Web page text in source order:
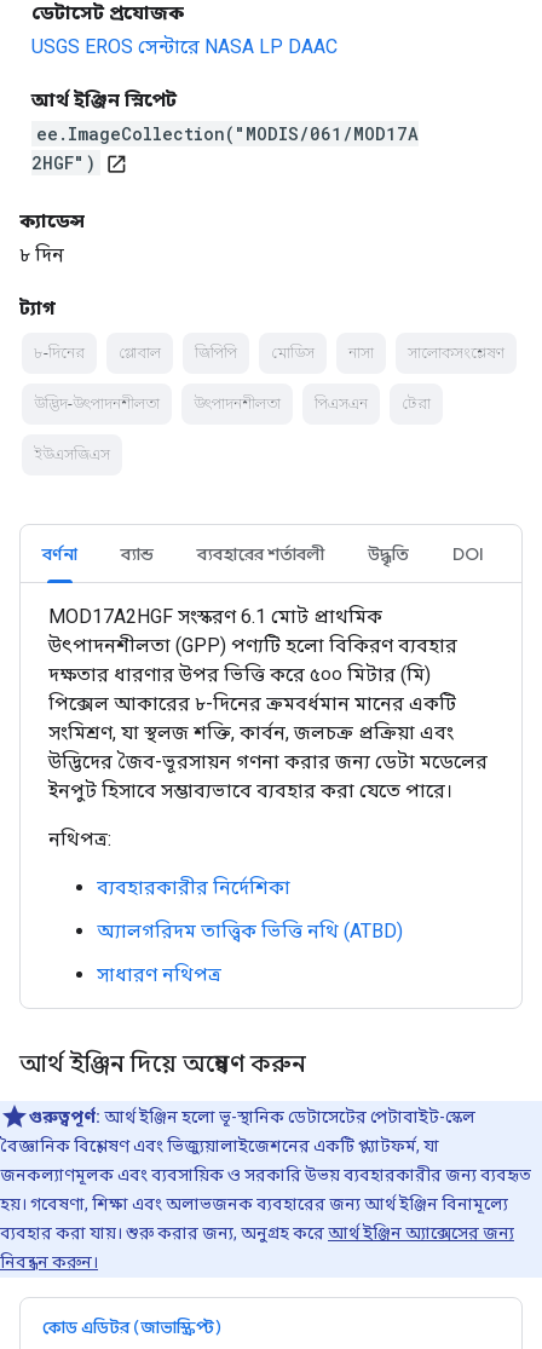
ডেটাসেট প্রযোজক
USGS EROS সেন্টারে NASA LP DAAC
আর্থ ইঞ্জিন স্নিপেট
ee.ImageCollection("MODIS/061/MOD17A
2HGF")
open_in_new
ক্যাডেন্স
৮ দিন
ট্যাগ
৮-দিনের গ্লোবাল জিপিপি মোডিস নাসা সালোকসংশ্লেষণ
উদ্ভিদ-উৎপাদনশীলতা উৎপাদনশীলতা পিএসএন টেরা
ইউএসজিএস
বর্ণনা ব্যান্ড ব্যবহারের শর্তাবলী উদ্ধৃতি DOI
MOD17A2HGF সংস্করণ 6.1 মোট প্রাথমিক
উৎপাদনশীলতা (GPP) পণ্যটি হলো বিকিরণ ব্যবহার
দক্ষতার ধারণার উপর ভিত্তি করে ৫০০ মিটার (মি)
পিক্সেল আকারের ৮-দিনের ক্রমবর্ধমান মানের একটি
সংমিশ্রণ, যা স্থলজ শক্তি, কার্বন, জলচক্র প্রক্রিয়া এবং
উদ্ভিদের জৈব-ভূরসায়ন গণনা করার জন্য ডেটা মডেলের
ইনপুট হিসাবে সম্ভাব্যভাবে ব্যবহার করা যেতে পারে।
নথিপত্র:
ব্যবহারকারীর নির্দেশিকা
অ্যালগরিদম তাত্ত্বিক ভিত্তি নথি (ATBD)
সাধারণ নথিপত্র
আর্থ ইঞ্জিন দিয়ে অন্বেষণ করুন
গুরুত্বপূর্ণ: আর্থ ইঞ্জিন হলো ভূ-স্থানিক ডেটাসেটের পেটাবাইট-স্কেল
বৈজ্ঞানিক বিশ্লেষণ এবং ভিজ্যুয়ালাইজেশনের একটি প্ল্যাটফর্ম, যা
জনকল্যাণমূলক এবং ব্যবসায়িক ও সরকারি উভয় ব্যবহারকারীর জন্য ব্যবহৃত
হয়। গবেষণা, শিক্ষা এবং অলাভজনক ব্যবহারের জন্য আর্থ ইঞ্জিন বিনামূল্যে
ব্যবহার করা যায়। শুরু করার জন্য, অনুগ্রহ করেআর্থ ইঞ্জিন অ্যাক্সেসের জন্য
নিবন্ধন করুন।
কোড এডিটর (জাভাস্ক্রিপ্ট)